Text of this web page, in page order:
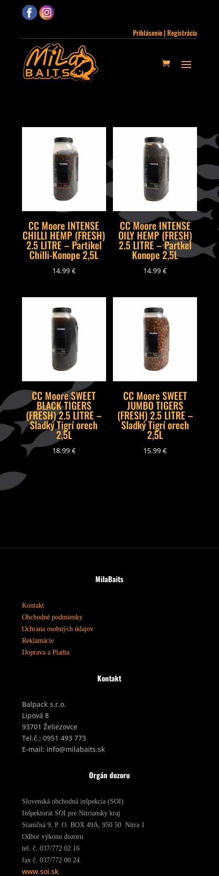
Prihlásenie | Registrácia
CC Moore INTENSE
CHILLI HEMP (FRESH)
2.5 LITRE – Partikel
Chilli-Konope 2,5L
14.99 €
CC Moore INTENSE
OILY HEMP (FRESH)
2.5 LITRE – Partkel
Konope 2,5L
14.99€
CC Moore SWEET
BLACK TIGERS
(FRESH) 2.5 LITRE –
Sladký Tigrí orech
2,5L
18.99 €
CC Moore SWEET
JUMBO TIGERS
(FRESH) 2.5 LITRE –
Sladký Tigrí orech
2,5L
15.99€
MilaBaits
Kontakt
Obchodné podmienky
Ochrana osobných údajov
Reklamácie
Doprava a Platba
Kontakt
Balpack s.r.o.
Lipová 8
93701 Želiezovce
Tel.č.: 0951 493 773
E-mail: info@milabaits.sk
Orgán dozoru
Slovenská obchodná inšpekcia (SOI)
Inšpektorát SOI pre Nitriansky kraj
Staničná 9, P. O. BOX 49A, 950 50 Nitra 1
Odbor výkonu dozoru
tel. č. 037/772 02 16
fax č. 037/772 00 24
www.soi.sk